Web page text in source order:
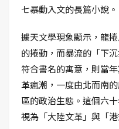
七暴動入文的長篇小說。
據天文學現象顯示，龍
的捲動，而暴流的「下
符合書名的寓意，則當
革瘋潮，一度由北而南
區的政治生態。這個六
視為「大陸文革」與「